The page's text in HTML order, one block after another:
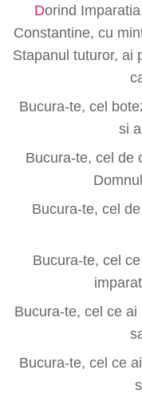
Dorind
Constantine, cu
Stapanul tuturor, ai
Bucura-te, cel
si
Bucura-te, cel de
Bucura-te, cel
Bucura-te, cel
Bucura-te, cel ce
Bucura-te, cel ce